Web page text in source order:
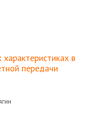
в
передачи